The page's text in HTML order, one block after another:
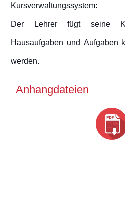
Kursverwaltungssystem:
Der Lehrer fügt seine
Hausaufgaben und Aufgaben
werden.
Anhangdateien